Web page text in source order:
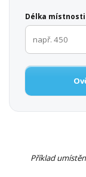
Délka
Příklad